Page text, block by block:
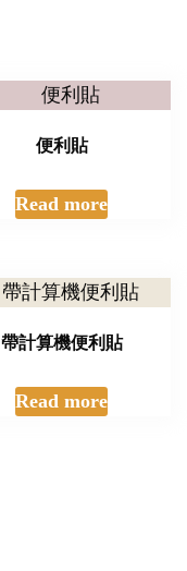
便利貼
Read more
帶計算機便利貼
Read more